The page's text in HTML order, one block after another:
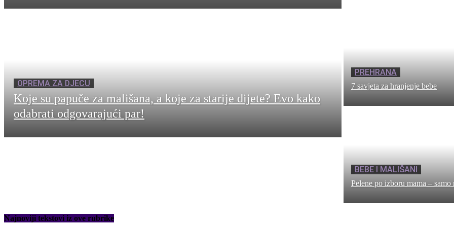
OPREMA ZA DJECU
Koje su papuče za mališana, a koje za starije dijete? Evo kako
odabrati odgovarajući par!
PREHRANA
7 savjeta za hranjenje bebe
BEBE I MALIŠANI
Pelene po izboru mama – samo
Najnoviji tekstovi iz ove rubrike